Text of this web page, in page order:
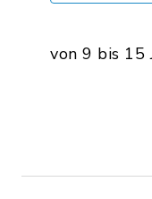
von 9 bis 15